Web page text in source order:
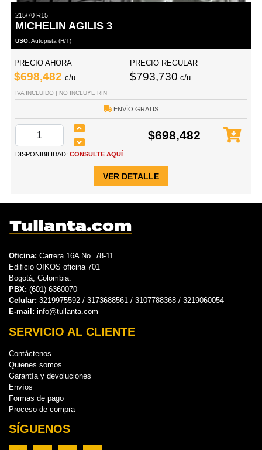
215/70 R15
MICHELIN AGILIS 3
USO:Autopista (H/T)
PRECIO AHORA
$698,482 c/u
PRECIO REGULAR
$793,730 c/u
IVA INCLUIDO | NO INCLUYE RIN
ENVÍO GRATIS
$698,482
DISPONIBILIDAD: CONSULTE AQUÍ
VER DETALLE
Oficina: Carrera 16A No. 78-11
Edificio OIKOS oficina 701
Bogotá, Colombia.
PBX: (601) 6360070
Celular: 3219975592 / 3173688561 / 3107788368 / 3219060054
E-mail: info@tullanta.com
SERVICIO AL CLIENTE
Contáctenos
Quienes somos
Garantía y devoluciones
Envíos
Formas de pago
Proceso de compra
SÍGUENOS